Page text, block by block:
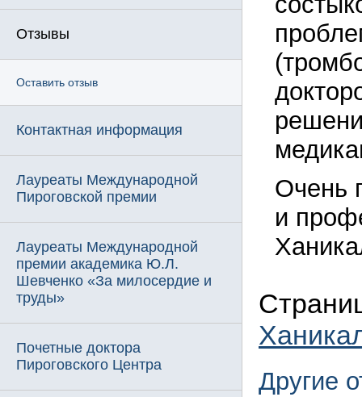
Отзывы
Оставить отзыв
Контактная информация
Лауреаты Международной
Пироговской премии
Лауреаты Международной
премии академика Ю.Л.
Шевченко «За милосердие и
труды»
Почетные доктора
Пироговского Центра
Очень
и
Другие